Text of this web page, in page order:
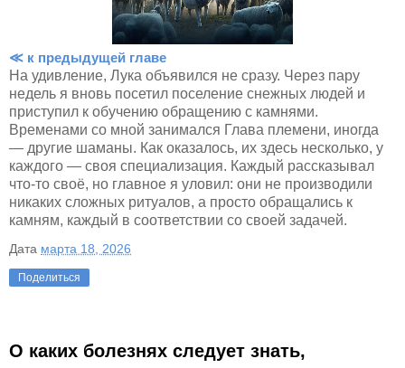
≪ к предыдущей главе
На удивление, Лука объявился не сразу. Через пару
недель я вновь посетил поселение снежных людей и
приступил к обучению обращению с камнями.
Временами со мной занимался Глава племени, иногда
— другие шаманы. Как оказалось, их здесь несколько, у
каждого — своя специализация. Каждый рассказывал
что-то своё, но главное я уловил: они не производили
никаких сложных ритуалов, а просто обращались к
камням, каждый в соответствии со своей задачей.
Дата марта 18, 2026
Поделиться
О каких болезнях следует знать,